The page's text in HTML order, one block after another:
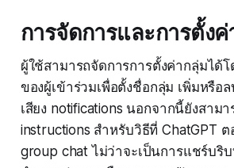
การจัดการและการตั้ง
ผู้ใช้สามารถจัดการการตั้งค่ากลุ่มได้
ของผู้เข้าร่วมเพื่อตั้งชื่อกลุ่ม เพิ่มหรือ
เสียง notifications นอกจากนี้ยังสาม
instructions สำหรับวิธีที่ ChatGPT
group chat ไม่ว่าจะเป็นการแชร์บริบ